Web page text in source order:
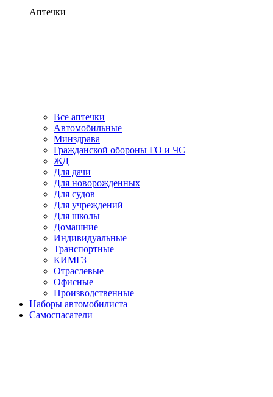
Аптечки
Все аптечки
Автомобильные
Минздрава
Гражданской обороны ГО и ЧС
ЖД
Для дачи
Для новорожденных
Для судов
Для учреждений
Для школы
Домашние
Индивидуальные
Транспортные
КИМГЗ
Отраслевые
Офисные
Производственные
Наборы автомобилиста
Самоспасатели